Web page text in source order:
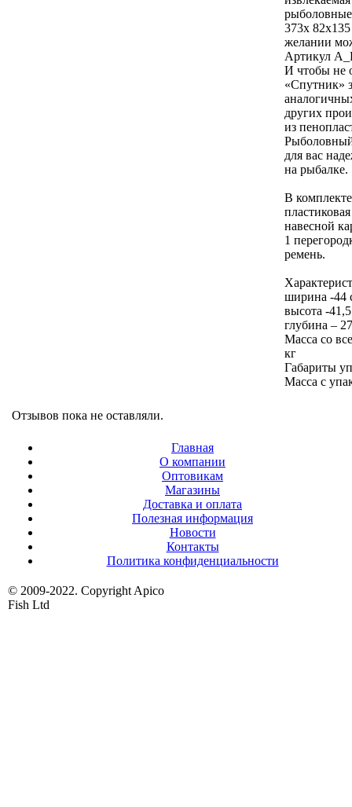
373х
желании
Артикул
И чтобы не
«Спутник»
других
из
для вас
на рыбалке.
В
навесной
1
ремень.
ширина -44
высота -
глубина –
Масса со
кг
Габариты
Масса с
Отзывов пока не оставляли.
Главная
О компании
Оптовикам
Магазины
Доставка и оплата
Полезная информация
Новости
Контакты
Политика конфиденциальности
© 2009-2022. Copyright Apico
Fish Ltd